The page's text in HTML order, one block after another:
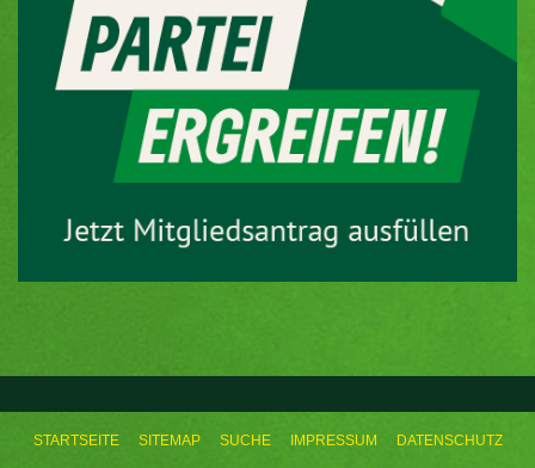
STARTSEITE SITEMAP SUCHE IMPRESSUM DATENSCHUTZ